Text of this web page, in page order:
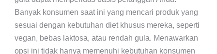
Banyak konsumen saat ini yang mencari produk yang
sesuai dengan kebutuhan diet khusus mereka, seperti
vegan, bebas laktosa, atau rendah gula. Menawarkan
opsi ini tidak hanya memenuhi kebutuhan konsumen